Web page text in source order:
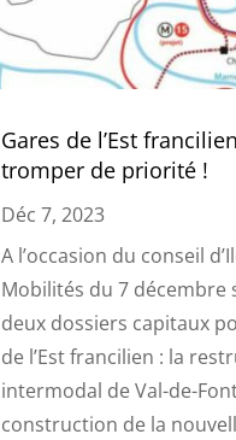
Gares de l’Est
tromper de priorité !
Déc 7, 2023
A l’occasion du conseil
Mobilités du 7 décembre
deux dossiers capitaux
de l’Est francilien : la
intermodal de Val-de-
construction de la